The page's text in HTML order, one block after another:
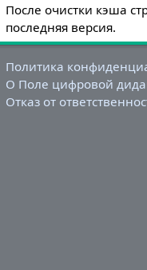
После очистки кэша
последняя версия.
Политика
О Поле цифровой
Отказ от